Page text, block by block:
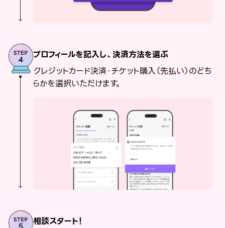
プロフィールを記入し、決済方法を選ぶ
クレジットカード決済・チケット購入（先払い）のどち
らかを選択いただけます。
相談スタート！